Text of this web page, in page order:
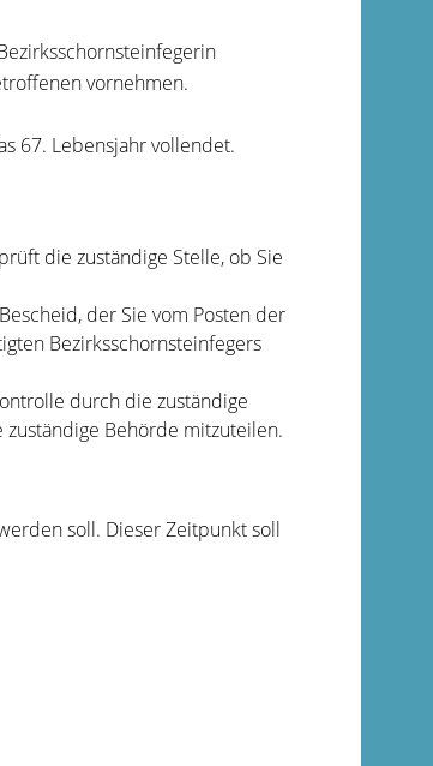
vornehmen.
67. Lebensjahr vollendet.
die zuständige Stelle, ob Sie
der Sie vom Posten der
Bezirksschornsteinfegers
durch die zuständige
Behörde mitzuteilen.
soll. Dieser Zeitpunkt soll